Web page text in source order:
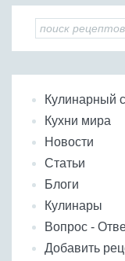
Кулинарный
Кухни мира
Новости
Статьи
Блоги
Кулинары
Вопрос -
Добавить